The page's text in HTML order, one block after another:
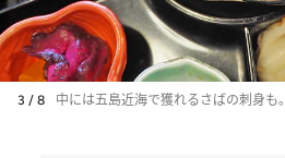
3 / 8 中には五島近海で獲れるさばの刺身も。